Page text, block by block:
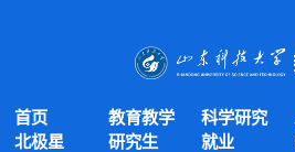
首页 教育教学 科学研究
北极星
研究生 就业